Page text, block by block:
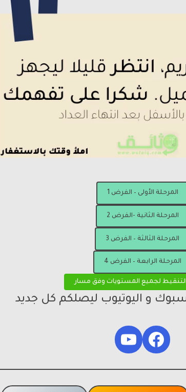
المرحلة الأولى – الفرض 1
المرحلة الثانية -الفرض 2
المرحلة الثالثة – الفرض 3
المرحلة الرابعة – الفرض 4
لجميع المستويات وفق مسار
و اليوتيوب ليصلكم كل جديد
Facebook
YouTube